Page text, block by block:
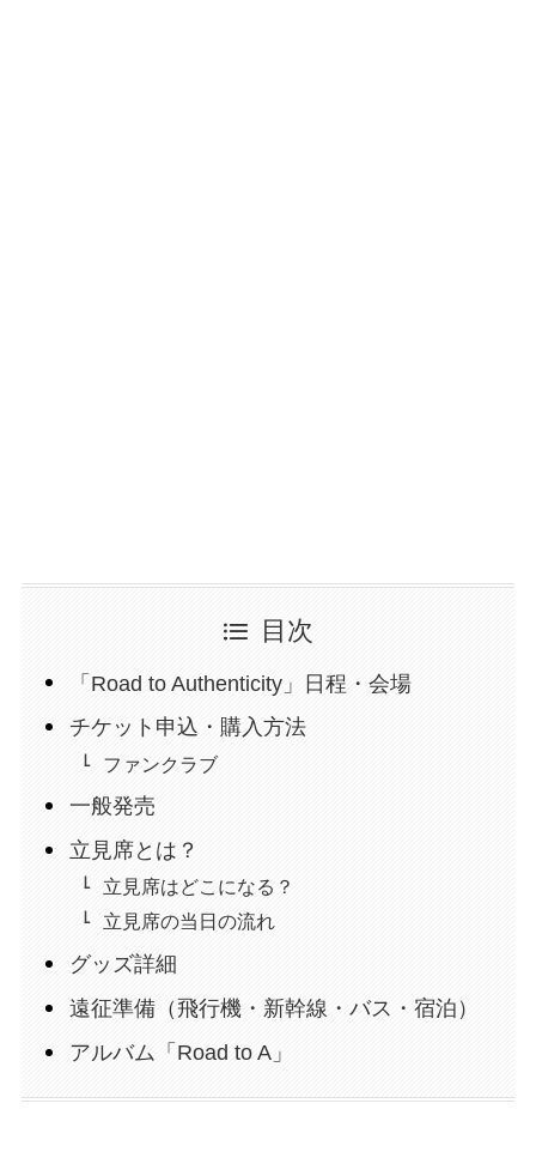
目次
「Road to Authenticity」日程・会場
チケット申込・購入方法
ファンクラブ
一般発売
立見席とは？
立見席はどこになる？
立見席の当日の流れ
グッズ詳細
遠征準備（飛行機・新幹線・バス・宿泊）
アルバム「Road to A」